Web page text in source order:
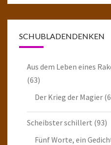
SCHUBLADENDENKEN
Aus dem Leben eines
(63)
Der Krieg der Magier
Scheibster schillert (93)
Fünf Worte, ein